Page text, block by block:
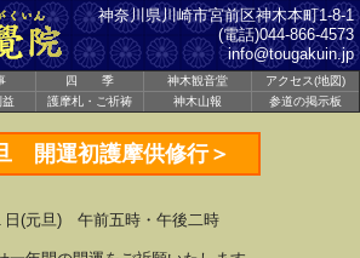
神奈川県川崎市宮前区神木本町1-8-1
(電話)044-866-4573
info@tougakuin.jp
四 季 神木観音堂
アクセス(地図)
護摩札・ご祈祷 神木山報 参道の掲示板
開運初護摩供修行＞
日(元旦) 午前五時・午後二時